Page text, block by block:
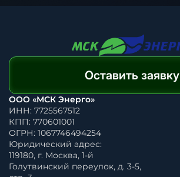
Оставить заявку
ООО «МСК Энерго»
ИНН: 7725567512
КПП: 770601001
ОГРН: 1067746494254
Юридический адрес:
119180, г. Москва, 1-й
Голутвинский переулок, д. 3-5,